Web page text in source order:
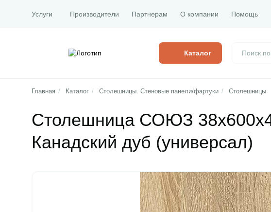
Услуги Производители Партнерам О компании Помощь
Каталог
Главная / Каталог / Столешницы. Стеновые панели/фартуки / Столешницы
Столешница СОЮЗ
Канадский дуб (универсал)